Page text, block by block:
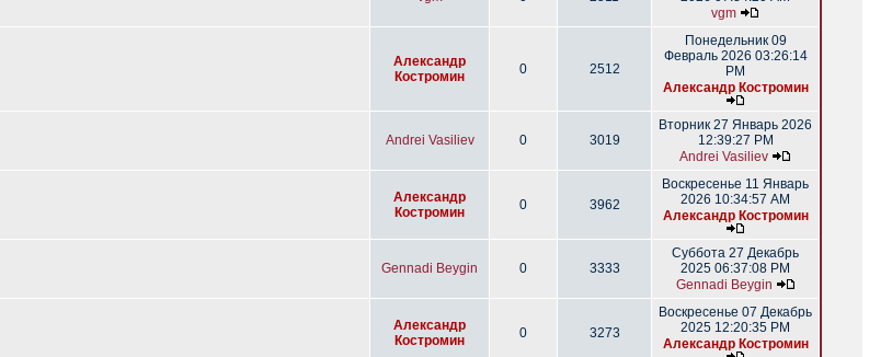
vgm
Александр
Костромин
0 2512
Понедельник 09
Февраль 2026 03:26:14
PM
Александр Костромин
Andrei Vasiliev 0 3019
Вторник 27 Январь 2026
12:39:27 PM
Andrei Vasiliev
Александр
Костромин
0 3962
Воскресенье 11 Январь
2026 10:34:57 AM
Александр Костромин
Gennadi Beygin 0 3333
Суббота 27 Декабрь
2025 06:37:08 PM
Gennadi Beygin
Александр
Костромин
0 3273
Воскресенье 07 Декабрь
2025 12:20:35 PM
Александр Костромин